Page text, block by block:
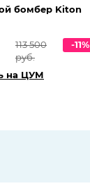
бомбер Kiton
113 500
руб.
-11%
на ЦУМ